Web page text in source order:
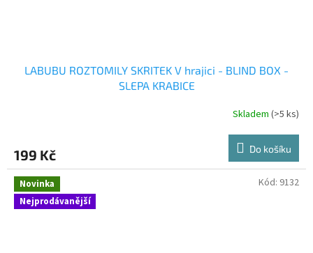
LABUBU ROZTOMILY SKRITEK V hrajici - BLIND BOX -
SLEPA KRABICE
je
1,0
5
hvězdiček.
Skladem(>5 ks)
199 Kč Do košíku
Novinka
Nejprodávanější
Kód: 9132